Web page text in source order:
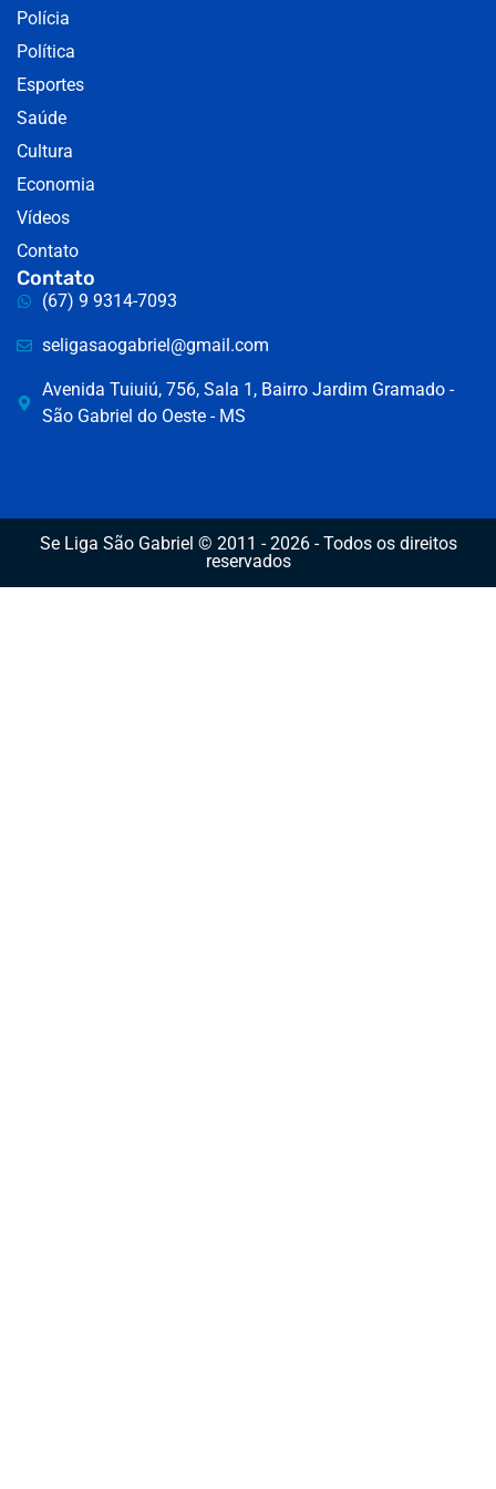
Polícia
Política
Esportes
Saúde
Cultura
Economia
Vídeos
Contato
Contato
(67) 9 9314-7093
seligasaogabriel@gmail.com
Avenida Tuiuiú, 756, Sala 1, Bairro Jardim Gramado -
São Gabriel do Oeste - MS
Se Liga São Gabriel © 2011 - 2026 - Todos os direitos
reservados